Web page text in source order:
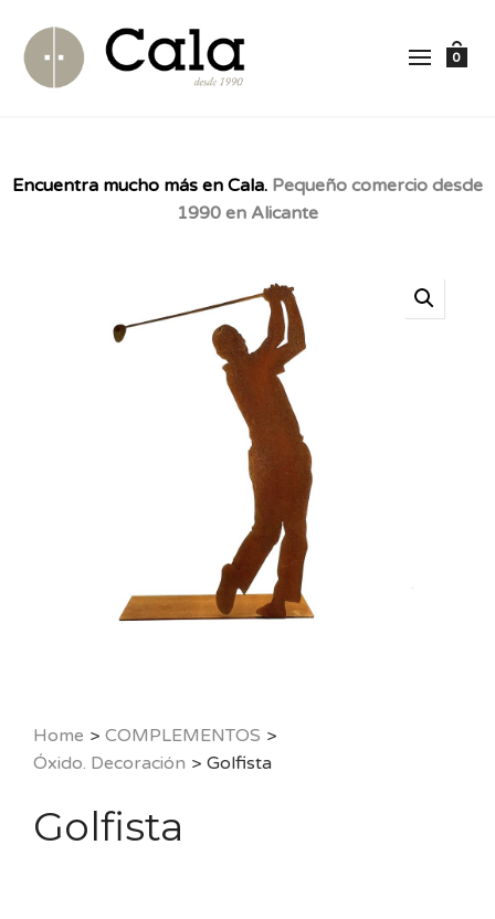
0
Encuentra mucho más en Cala. Pequeño comercio desde
1990 en Alicante
Home > COMPLEMENTOS >
Óxido. Decoración > Golfista
Golfista